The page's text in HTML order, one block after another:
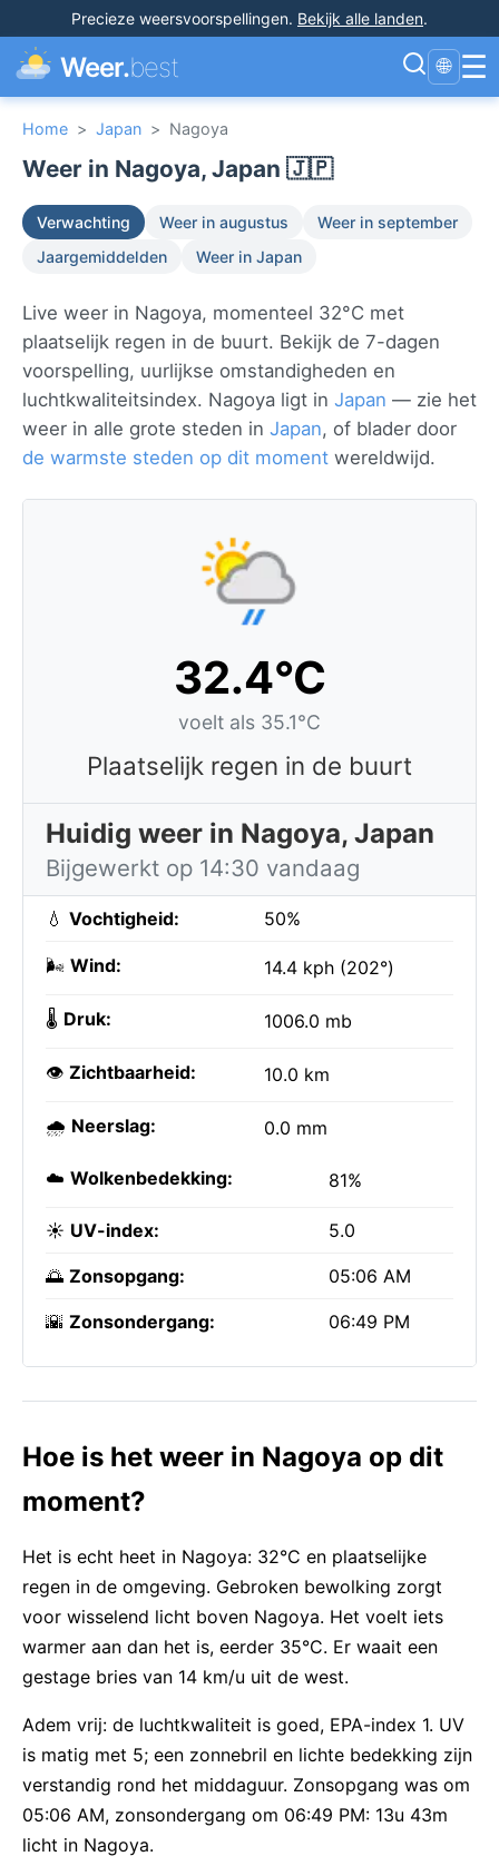
Precieze weersvoorspellingen. Bekijk alle landen.
Weer.best 🌐 ☰
Home > Japan > Nagoya
Weer in Nagoya, Japan 🇯🇵
Verwachting Weer in augustus
Weer in september
Jaargemiddelden
Weer in Japan
Live weer in Nagoya, momenteel 32°C met
plaatselijk regen in de buurt. Bekijk de 7-dagen
voorspelling, uurlijkse omstandigheden en
luchtkwaliteitsindex. Nagoya ligt in Japan — zie het
weer in alle grote steden in Japan, of blader door
de warmste steden op dit moment wereldwijd.
32.4°C
voelt als 35.1°C
Plaatselijk regen in de buurt
Huidig weer in Nagoya, Japan
Bijgewerkt op 14:30 vandaag
💧 Vochtigheid: 50%
🌬️ Wind: 14.4 kph (202°)
🌡️ Druk: 1006.0 mb
👁️ Zichtbaarheid: 10.0 km
🌧️ Neerslag: 0.0 mm
☁️ Wolkenbedekking: 81%
☀️ UV-index: 5.0
🌅 Zonsopgang: 05:06 AM
🌇 Zonsondergang: 06:49 PM
Hoe is het weer in Nagoya op dit
moment?
Het is echt heet in Nagoya: 32°C en plaatselijke
regen in de omgeving. Gebroken bewolking zorgt
voor wisselend licht boven Nagoya. Het voelt iets
warmer aan dan het is, eerder 35°C. Er waait een
gestage bries van 14 km/u uit de west.
Adem vrij: de luchtkwaliteit is goed, EPA-index 1. UV
is matig met 5; een zonnebril en lichte bedekking zijn
verstandig rond het middaguur. Zonsopgang was om
05:06 AM, zonsondergang om 06:49 PM: 13u 43m
licht in Nagoya.